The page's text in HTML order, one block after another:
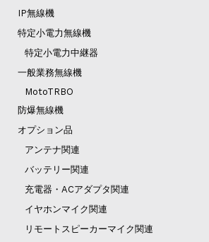
IP無線機
特定小電力無線機
特定小電力中継器
一般業務無線機
MotoTRBO
防爆無線機
オプション品
アンテナ関連
バッテリー関連
充電器・ACアダプタ関連
イヤホンマイク関連
リモートスピーカーマイク関連